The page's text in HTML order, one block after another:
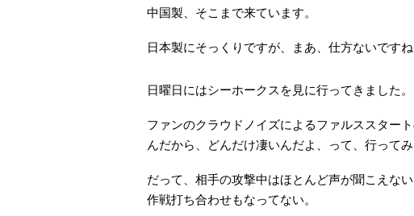
中国製、そこまで来ています。
日本製にそっくりですが、まあ、仕方ないですね
日曜日にはシーホークスを見に行ってきました。
ファンのクラウドノイズによるファルススター
んだから、どんだけ凄いんだよ、って、行って
だって、相手の攻撃中はほとんど声が聞こえな
作戦打ち合わせもなってない。